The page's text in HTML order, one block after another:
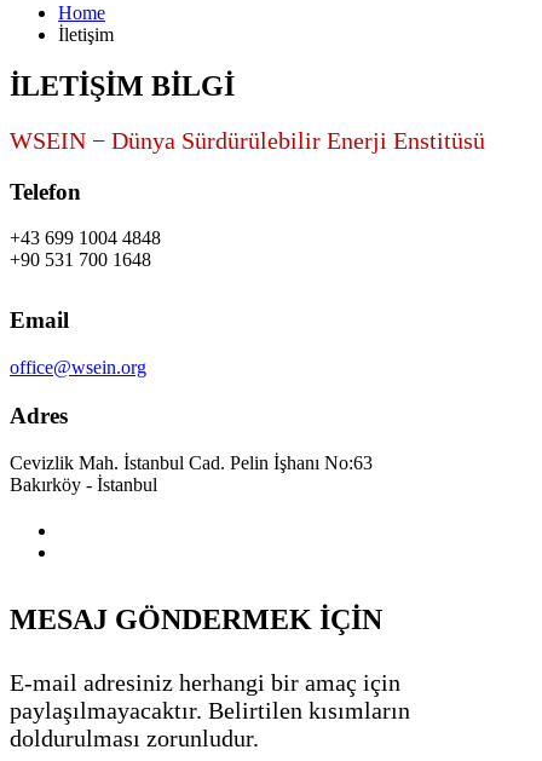
Home
İletişim
İLETIŞIM BILGI
WSEIN − Dünya Sürdürülebilir Enerji Enstitüsü
Telefon
+43 699 1004 4848
+90 531 700 1648
Email
office@wsein.org
Adres
Cevizlik Mah. İstanbul Cad. Pelin İşhanı No:63
Bakırköy - İstanbul
MESAJ GÖNDERMEK İÇİN
E-mail adresiniz herhangi bir amaç için
paylaşılmayacaktır. Belirtilen kısımların
doldurulması zorunludur.